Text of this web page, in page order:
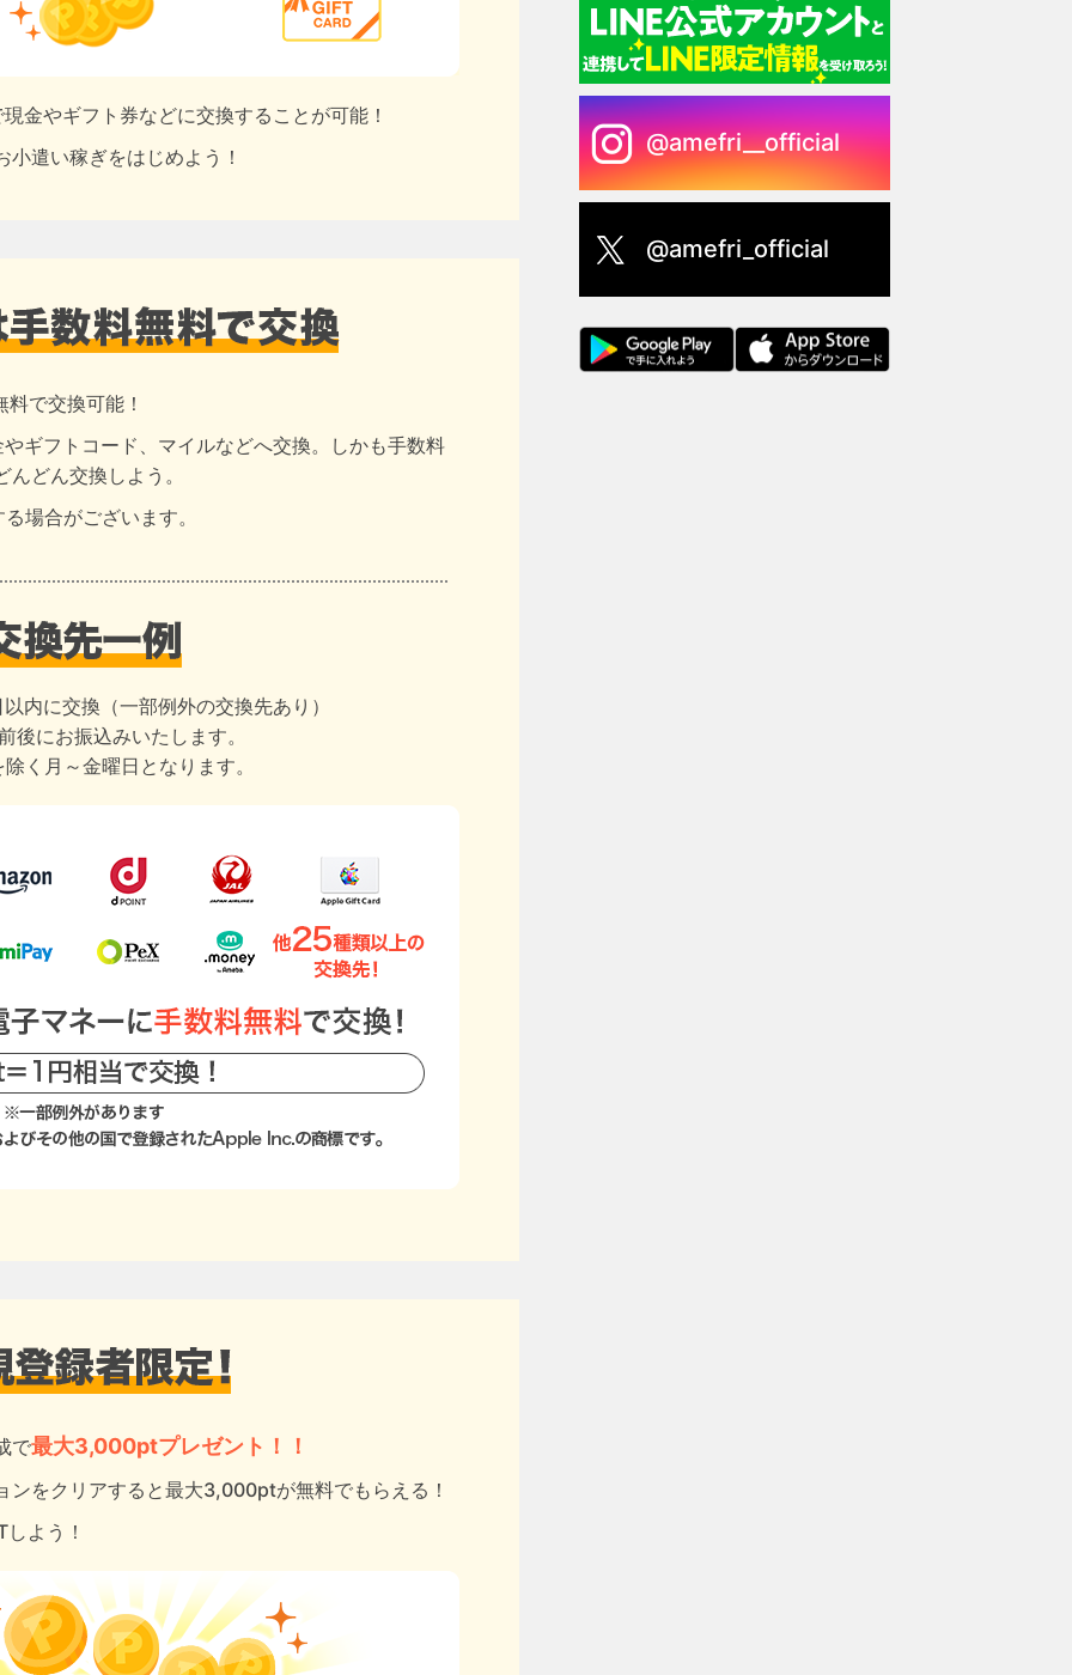
金やギフト券などに交換することが可能！
遣い稼ぎをはじめよう！
で交換可能！
ギフトコード、マイルなどへ交換。しかも手数料
どん交換しよう。
場合がございます。
内に交換（一部例外の交換先あり）
にお振込みいたします。
く月～金曜日となります。
で最大3,000ptプレゼント！！
ンをクリアすると最大3,000ptが無料でもらえる！
よう！
@amefri__official
@amefri_official